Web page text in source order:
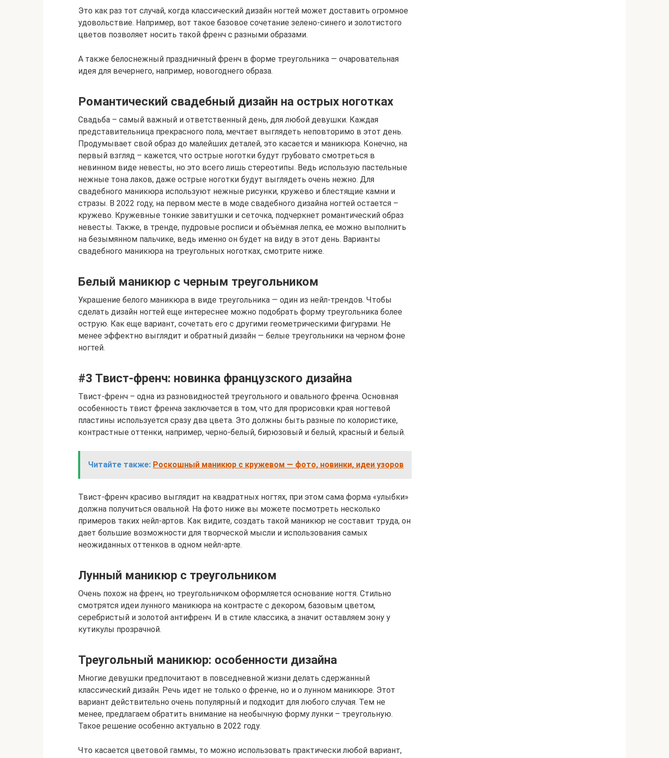
Это как раз тот случай, когда классический дизайн ногтей может доставить огромное
удовольствие. Например, вот такое базовое сочетание зелено-синего и золотистого
цветов позволяет носить такой френч с разными образами.
А также белоснежный праздничный френч в форме треугольника — очаровательная
идея для вечернего, например, новогоднего образа.
Романтический свадебный дизайн на острых ноготках
Свадьба – самый важный и ответственный день, для любой девушки. Каждая
представительница прекрасного пола, мечтает выглядеть неповторимо в этот день.
Продумывает свой образ до малейших деталей, это касается и маникюра. Конечно, на
первый взгляд – кажется, что острые ноготки будут грубовато смотреться в
невинном виде невесты, но это всего лишь стереотипы. Ведь использую пастельные
нежные тона лаков, даже острые ноготки будут выглядеть очень нежно. Для
свадебного маникюра используют нежные рисунки, кружево и блестящие камни и
стразы. В 2022 году, на первом месте в моде свадебного дизайна ногтей остается –
кружево. Кружевные тонкие завитушки и сеточка, подчеркнет романтический образ
невесты. Также, в тренде, пудровые росписи и объёмная лепка, ее можно выполнить
на безымянном пальчике, ведь именно он будет на виду в этот день. Варианты
свадебного маникюра на треугольных ноготках, смотрите ниже.
Белый маникюр с черным треугольником
Украшение белого маникюра в виде треугольника — один из нейл-трендов. Чтобы
сделать дизайн ногтей еще интереснее можно подобрать форму треугольника более
острую. Как еще вариант, сочетать его с другими геометрическими фигурами. Не
менее эффектно выглядит и обратный дизайн — белые треугольники на черном фоне
ногтей.
#3 Твист-френч: новинка французского дизайна
Твист-френч – одна из разновидностей треугольного и овального френча. Основная
особенность твист френча заключается в том, что для прорисовки края ногтевой
пластины используется сразу два цвета. Это должны быть разные по колористике,
контрастные оттенки, например, черно-белый, бирюзовый и белый, красный и белый.
Читайте также: Роскошный маникюр с кружевом — фото, новинки, идеи узоров
Твист-френч красиво выглядит на квадратных ногтях, при этом сама форма «улыбки»
должна получиться овальной. На фото ниже вы можете посмотреть несколько
примеров таких нейл-артов. Как видите, создать такой маникюр не составит труда, он
дает большие возможности для творческой мысли и использования самых
неожиданных оттенков в одном нейл-арте.
Лунный маникюр с треугольником
Очень похож на френч, но треугольничком оформляется основание ногтя. Стильно
смотрятся идеи лунного маникюра на контрасте с декором, базовым цветом,
серебристый и золотой антифренч. И в стиле классика, а значит оставляем зону у
кутикулы прозрачной.
Треугольный маникюр: особенности дизайна
Многие девушки предпочитают в повседневной жизни делать сдержанный
классический дизайн. Речь идет не только о френче, но и о лунном маникюре. Этот
вариант действительно очень популярный и подходит для любого случая. Тем не
менее, предлагаем обратить внимание на необычную форму лунки – треугольную.
Такое решение особенно актуально в 2022 году.
Что касается цветовой гаммы, то можно использовать практически любой вариант,